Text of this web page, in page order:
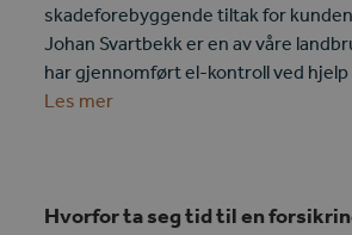
skadeforebyggende tiltak for
Johan Svartbekk er en av våre
har gjennomført el-kontroll ved
Les mer
Hvorfor ta seg tid til en